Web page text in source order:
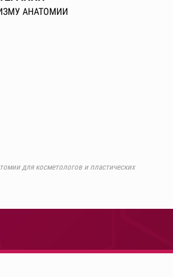
АНАТОМИИ
для косметологов и пластических